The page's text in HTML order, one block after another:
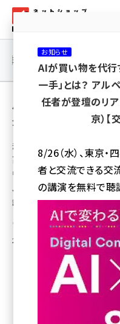
ン
ネッ
yahoo (1905)
楽天 (1873)
アスクル (1122)
base (1079)
ビィ・フォアード
revico (744)
連載・特集 |
用語「ペット用品」
全 16 記事中 1 ～ 16 を
海外ECサイトの事例に学ぶ 売上UP
高いものは4万円以上! 犬向
品が世界20か国超で売れる
ソーシャル上でも高評価を得てい
訣は「モノ作りや犬への情熱や愛
尼口 友厚
2015年10月21日 7:00
お知らせ
AIが買い物を代行
一手」とは？ アル
任者が登壇のリ
京）【
8/26（水）、東京・
者と交流できる交
の講演を無料で聴